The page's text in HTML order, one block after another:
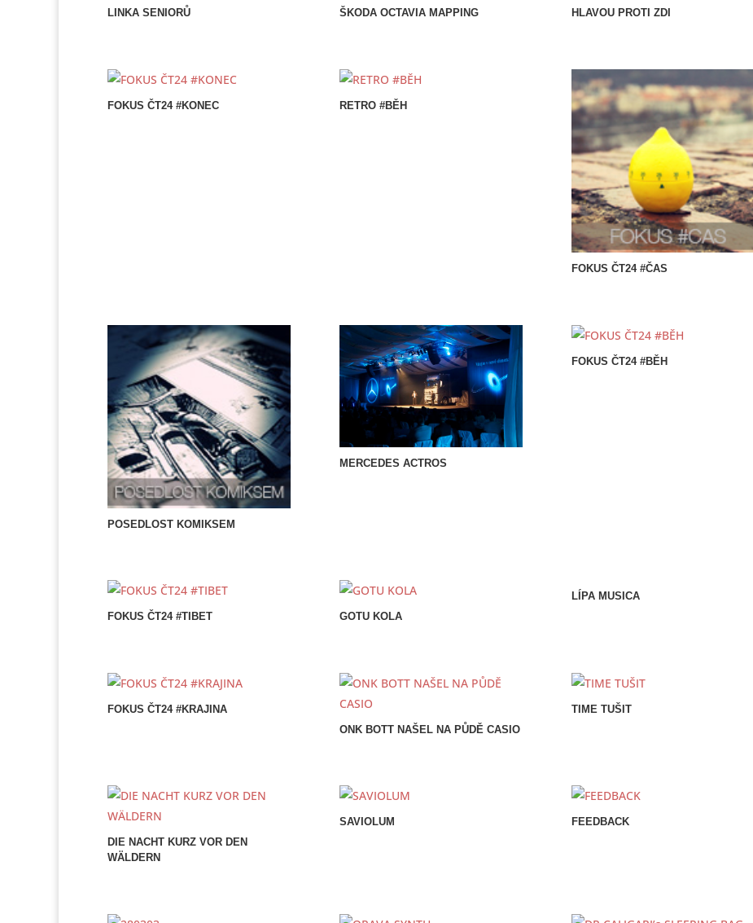
LINKA SENIORŮ ŠKODA OCTAVIA MAPPING HLAVOU PROTI ZDI
FOKUS ČT24 #KONEC RETRO #BĚH
FOKUS ČT24 #ČAS
POSEDLOST KOMIKSEM
MERCEDES ACTROS
FOKUS ČT24 #BĚH
FOKUS ČT24 #TIBET GOTU KOLA
LÍPA MUSICA
FOKUS ČT24 #KRAJINA
ONK BOTT NAŠEL NA PŮDĚ CASIO
TIME TUŠIT
DIE NACHT KURZ VOR DEN
WӒLDERN
SAVIOLUM FEEDBACK